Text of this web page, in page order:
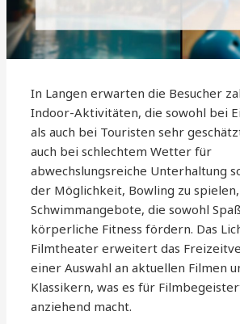
In Langen erwarten die Besucher
Indoor-Aktivitäten, die sowohl bei
als auch bei Touristen sehr
auch bei schlechtem Wetter für
abwechslungsreiche Unterhaltung
der Möglichkeit, Bowling zu
Schwimmangebote, die sowohl
körperliche Fitness fördern. Das
Filmtheater erweitert das
einer Auswahl an aktuellen Filmen
Klassikern, was es für
anziehend macht.